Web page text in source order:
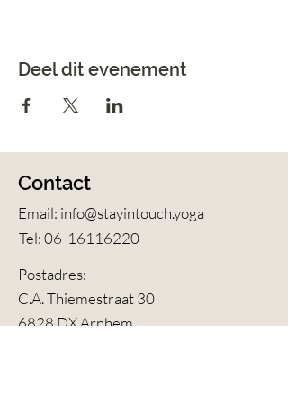
Deel dit evenement
Contact
Email: info@stayintouch.yoga
Tel:06-16116220
Postadres:
C.A. Thiemestraat 30
6828 DX Arnhem